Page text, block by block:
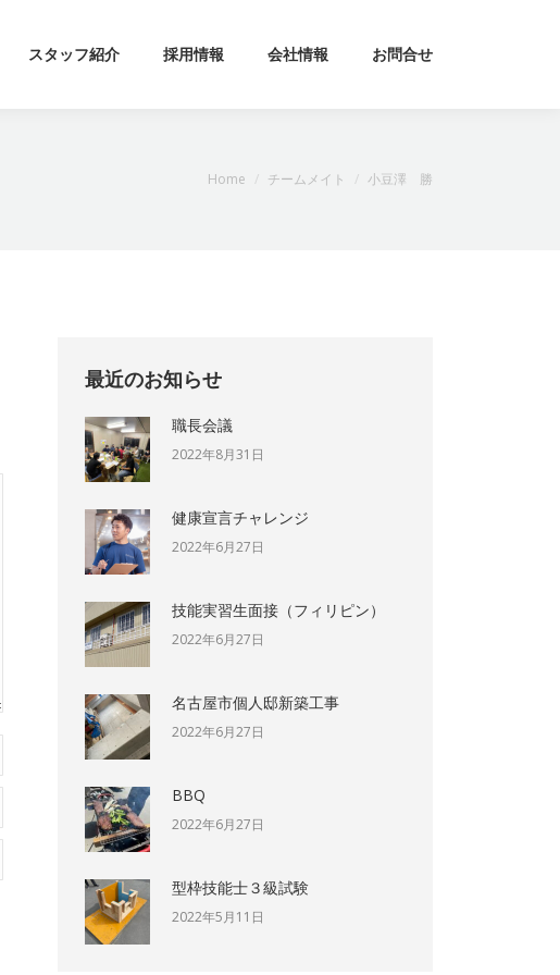
スタッフ紹介 採用情報 会社情報 お問合せ
現在地:
Home チームメイト 小豆澤 勝
最近のお知らせ
職長会議
2022年8月31日
健康宣言チャレンジ
2022年6月27日
技能実習生面接（フィリピン）
2022年6月27日
名古屋市個人邸新築工事
2022年6月27日
BBQ
2022年6月27日
型枠技能士３級試験
2022年5月11日